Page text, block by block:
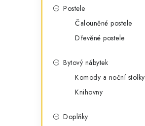
Postele
Čalouněné postele
Dřevěné postele
Bytový nábytek
Komody a noční stolky
Knihovny
Doplňky